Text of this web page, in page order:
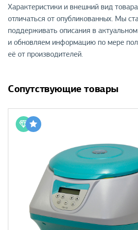
Характеристики и внешний вид
отличаться от опубликованных. Мы
поддерживать описания в
и обновляем информацию по мере
её от производителей.
Сопутствующие товары